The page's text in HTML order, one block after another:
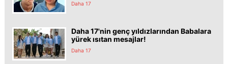
Daha 17
Daha 17'nin genç yıldızlarından Babalara
yürek ısıtan mesajlar!
Daha 17